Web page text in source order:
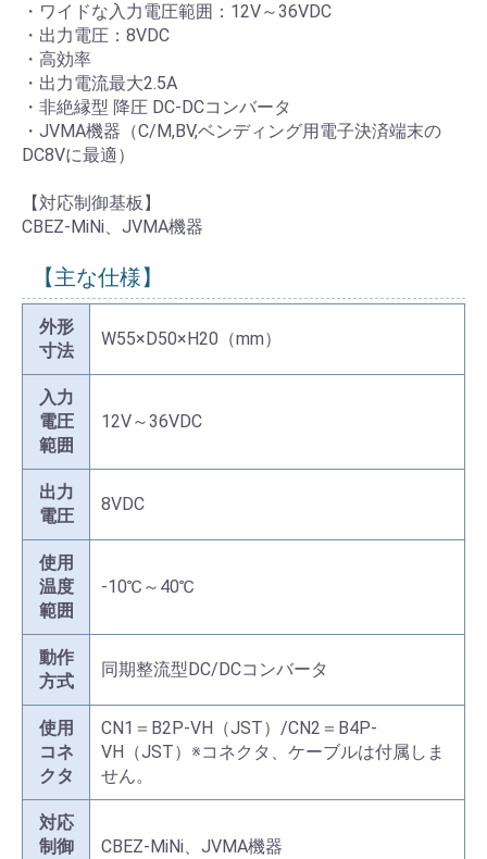
・ワイドな入力電圧範囲：12V～36VDC
・出力電圧：8VDC
・高効率
・出力電流最大2.5A
・非絶縁型 降圧 DC-DCコンバータ
・JVMA機器（C/M,BV,ベンディング用電子決済端末の
DC8Vに最適）
【対応制御基板】
CBEZ-MiNi、JVMA機器
【主な仕様】
外形
寸法
W55×D50×H20（mm）
入力
電圧
範囲
12V～36VDC
出力
電圧
8VDC
使用
温度
範囲
-10℃～40℃
動作
方式
同期整流型DC/DCコンバータ
使用
コネ
クタ
CN1＝B2P-VH（JST）/CN2＝B4P-
VH（JST）※コネクタ、ケーブルは付属しま
せん。
対応
制御
CBEZ-MiNi、JVMA機器